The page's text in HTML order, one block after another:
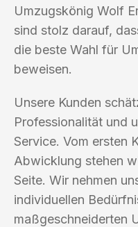
Umzugskönig Wolf
sind stolz darauf,
die beste Wahl für
beweisen.
Unsere Kunden
Professionalität und
Service. Vom ersten
Abwicklung stehen
Seite. Wir nehmen
individuellen
maßgeschneiderten